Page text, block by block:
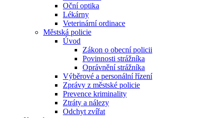
Oční optika
Lékárny
Veterinární ordinace
Městská policie
Úvod
Zákon o obecní policii
Povinnosti strážníka
Oprávnění strážníka
Výběrové a personální řízení
Zprávy z městské policie
Prevence kriminality
Ztráty a nálezy
Odchyt zvířat